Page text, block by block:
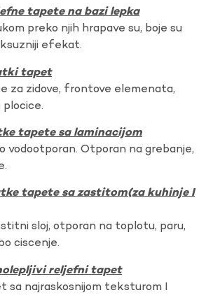
tapete na bazi lepka
preko njih hrapave su, boje su
efekat.
tapet
za zidove, frontove elemenata,
plocice.
tapete sa laminacijom
vodootporan. Otporan na grebanje,
tapete sa zastitom(za kuhinje I
sloj, otporan na toplotu, paru,
ciscenje.
reljefni tapet
sa najraskosnijom teksturom I